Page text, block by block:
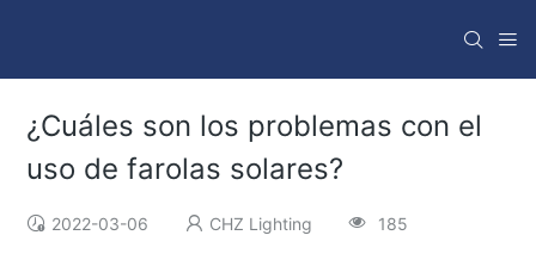
¿Cuáles son los problemas con el
uso de farolas solares?
2022-03-06 CHZ Lighting 185